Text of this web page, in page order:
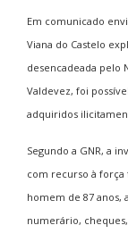
Em comunicado
Viana do Castelo
desencadeada pelo
Valdevez, foi
adquiridos
Segundo a GNR, a
com recurso à força
homem de 87 anos,
numerário,